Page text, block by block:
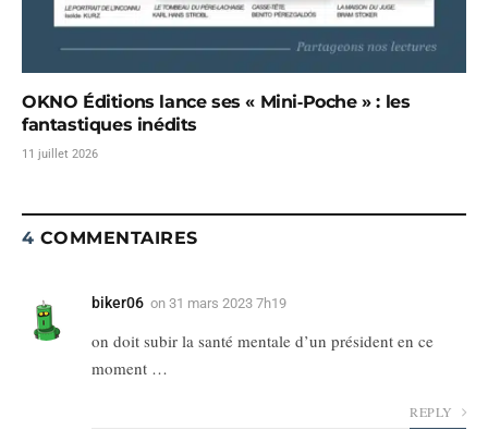
OKNO Éditions lance ses « Mini‑Poche » : les
fantastiques inédits
11 juillet 2026
4 COMMENTAIRES
biker06 on 31 mars 2023 7h19
on doit subir la santé mentale d’un président en ce
moment …
REPLY